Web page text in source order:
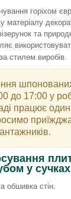
горіхом
та
стилем виробів.
до 17:00 у
працює один
у сучках
обшивка стін.